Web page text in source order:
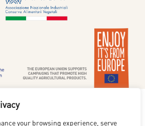
your browsing experience, serve